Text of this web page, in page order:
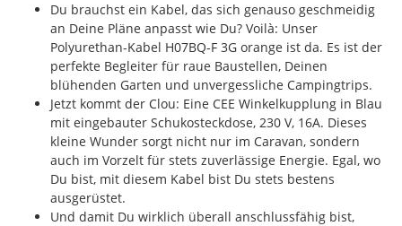
Du brauchst ein Kabel, das sich genauso geschmeidig
an Deine Pläne anpasst wie Du? Voilà: Unser
Polyurethan-Kabel H07BQ-F 3G orange ist da. Es ist der
perfekte Begleiter für raue Baustellen, Deinen
blühenden Garten und unvergessliche Campingtrips.
Jetzt kommt der Clou: Eine CEE Winkelkupplung in Blau
mit eingebauter Schukosteckdose, 230 V, 16A. Dieses
kleine Wunder sorgt nicht nur im Caravan, sondern
auch im Vorzelt für stets zuverlässige Energie. Egal, wo
Du bist, mit diesem Kabel bist Du stets bestens
ausgerüstet.
Und damit Du wirklich überall anschlussfähig bist,